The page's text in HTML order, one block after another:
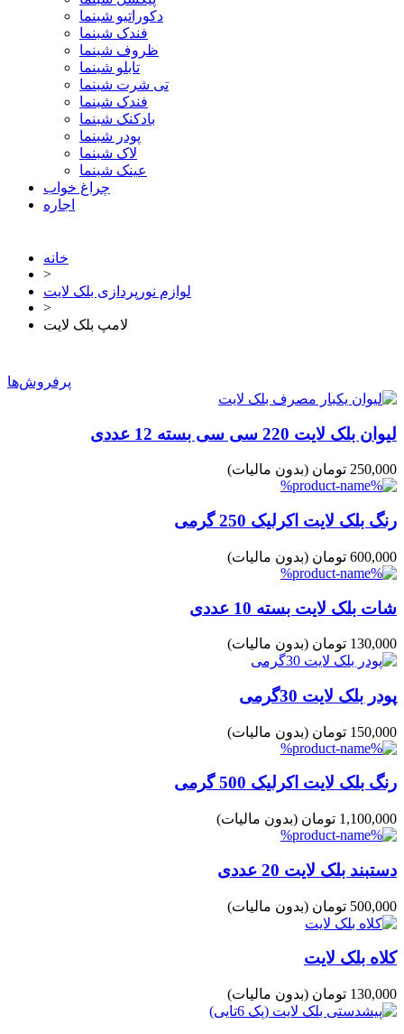
دکوراتیو شبنما
فندک شبنما
ظروف شبنما
تابلو شبنما
تی شرت شبنما
فندک شبنما
بادکنک شبنما
پودر شبنما
لاک شبنما
عینک شبنما
چراغ خواب
اجاره
خانه
>
لوازم نورپردازی بلک لایت
>
لامپ بلک لایت
پرفروش‌ها
لیوان بلک لایت 220 سی سی بسته 12 عددی
250,000 تومان (بدون مالیات)
رنگ بلک لایت اکرلیک 250 گرمی
600,000 تومان (بدون مالیات)
شات بلک لایت بسته 10 عددی
130,000 تومان (بدون مالیات)
پودر بلک لایت 30گرمی
150,000 تومان (بدون مالیات)
رنگ بلک لایت اکرلیک 500 گرمی
1,100,000 تومان (بدون مالیات)
دستبند بلک لایت 20 عددی
500,000 تومان (بدون مالیات)
کلاه بلک لایت
130,000 تومان (بدون مالیات)